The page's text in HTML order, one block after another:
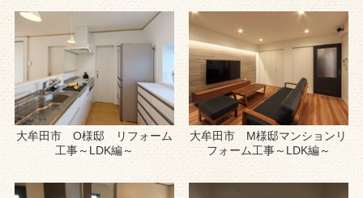
大牟田市 O様邸 リフォーム
工事～LDK編～
大牟田市 M様邸マンションリ
フォーム工事～LDK編～